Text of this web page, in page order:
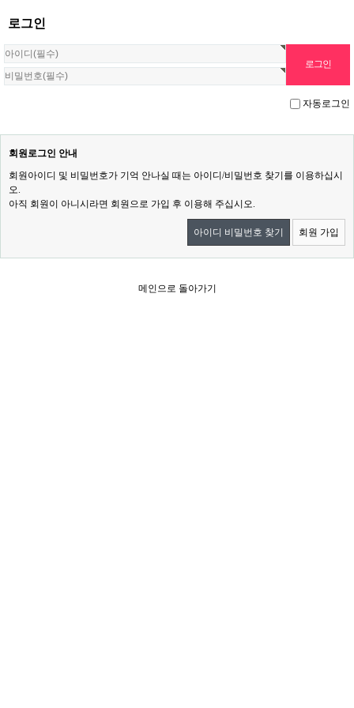
로그인
자동로그인
회원로그인 안내
회원아이디 및 비밀번호가 기억 안나실 때는 아이디/비밀번호 찾기를 이용하십시
오.
아직 회원이 아니시라면 회원으로 가입 후 이용해 주십시오.
아이디 비밀번호 찾기 회원 가입
메인으로 돌아가기